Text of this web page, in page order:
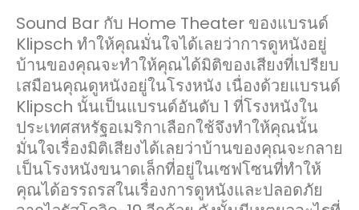
Sound Bar กับ Home Theater ของแบรนด์
Klipsch ทำให้คุณมั่นใจได้เลยว่าการดูหนังอยู่
บ้านของคุณจะทำให้คุณได้มิติของเสียงที่เปรียบ
เสมือนคุณดูหนังอยู่ในโรงหนัง เนื่องด้วยแบรนด์
Klipsch นั้นเป็นแบรนด์อันดับ 1 ที่โรงหนังใน
ประเทศสหรัฐอเมริกาเลือกใช้จึงทำให้คุณนั้น
มั่นใจเรื่องมิติเสียงได้เลยว่าบ้านของคุณจะกลาย
เป็นโรงหนังขนาดเล็กที่อยู่ในเซฟโซนที่ทำให้
คุณได้อรรถรสในเรื่องการดูหนังและปลอดภัย